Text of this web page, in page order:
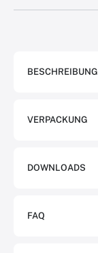
BESCHREIBUNG
VERPACKUNG
DOWNLOADS
FAQ